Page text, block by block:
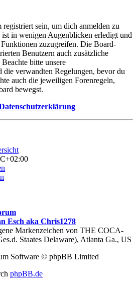
sein, um dich anmelden zu
in wenigen Augenblicken erledigt und
zuzugreifen. Die Board-
Benutzern auch zusätzliche
bitte unsere
die verwandten Regelungen, bevor du
auch die jeweiligen Forenregeln,
bewegst.
Esch aka Chris1278
Markenzeichen von THE COCA-
Staates Delaware), Atlanta Ga., US
Software © phpBB Limited
phpBB.de